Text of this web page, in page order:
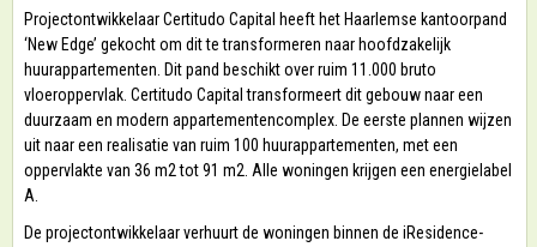
Projectontwikkelaar Certitudo Capital heeft het Haarlemse kantoorpand
‘New Edge’ gekocht om dit te transformeren naar hoofdzakelijk
huurappartementen. Dit pand beschikt over ruim 11.000 bruto
vloeroppervlak. Certitudo Capital transformeert dit gebouw naar een
duurzaam en modern appartementencomplex. De eerste plannen wijzen
uit naar een realisatie van ruim 100 huurappartementen, met een
oppervlakte van 36 m2 tot 91 m2. Alle woningen krijgen een energielabel
A.
De projectontwikkelaar verhuurt de woningen binnen de iResidence-